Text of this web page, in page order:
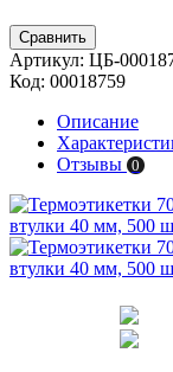
Сравнить
Артикул: ЦБ-
Код: 00018759
Описание
Отзывы 0